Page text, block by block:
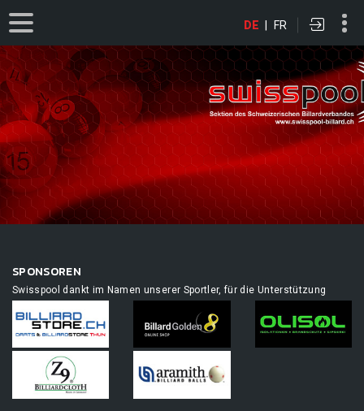
DE | FR
SPONSOREN
Swisspool dankt im Namen unserer Sportler, für die Unterstützung